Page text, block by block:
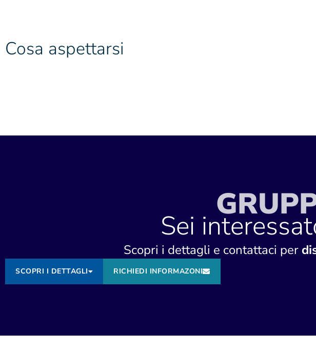
Cosa aspettarsi
Sei
Scopri i dettagli e contattaci per
SCOPRI I DETTAGLI RICHIEDI INFORMAZONI